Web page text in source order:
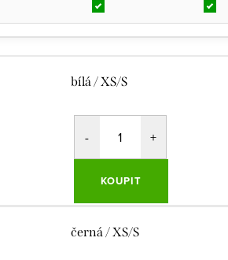
bílá / XS/S
KOUPIT
černá / XS/S